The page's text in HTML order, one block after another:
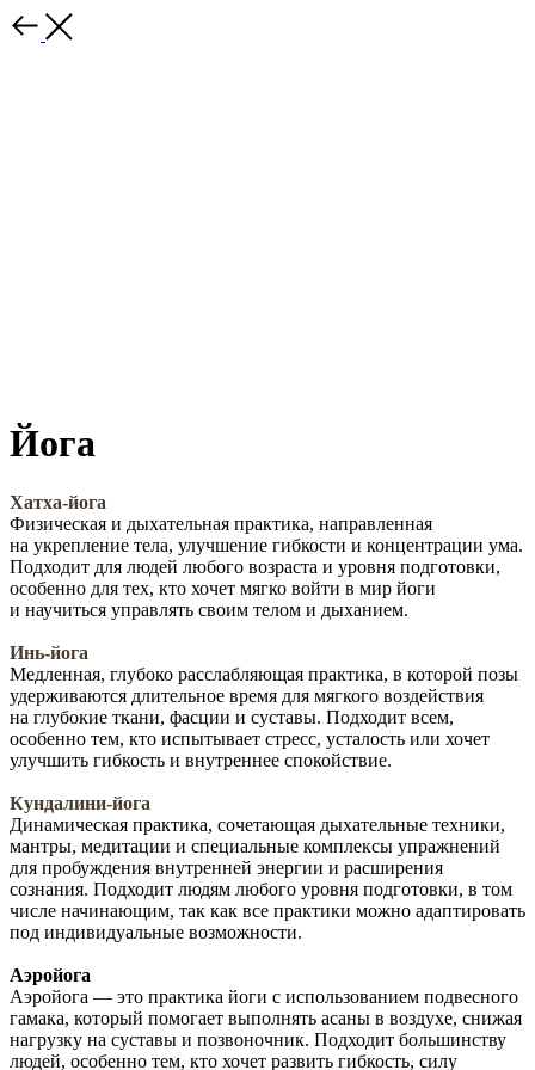
Йога
Хатха-йога
Физическая и дыхательная практика, направленная
на укрепление тела, улучшение гибкости и концентрации ума.
Подходит для людей любого возраста и уровня подготовки,
особенно для тех, кто хочет мягко войти в мир йоги
и научиться управлять своим телом и дыханием.
Инь-йога
Медленная, глубоко расслабляющая практика, в которой позы
удерживаются длительное время для мягкого воздействия
на глубокие ткани, фасции и суставы. Подходит всем,
особенно тем, кто испытывает стресс, усталость или хочет
улучшить гибкость и внутреннее спокойствие.
Кундалини-йога
Динамическая практика, сочетающая дыхательные техники,
мантры, медитации и специальные комплексы упражнений
для пробуждения внутренней энергии и расширения
сознания. Подходит людям любого уровня подготовки, в том
числе начинающим, так как все практики можно адаптировать
под индивидуальные возможности.
Аэройога
Аэройога — это практика йоги с использованием подвесного
гамака, который помогает выполнять асаны в воздухе, снижая
нагрузку на суставы и позвоночник. Подходит большинству
людей, особенно тем, кто хочет развить гибкость, силу